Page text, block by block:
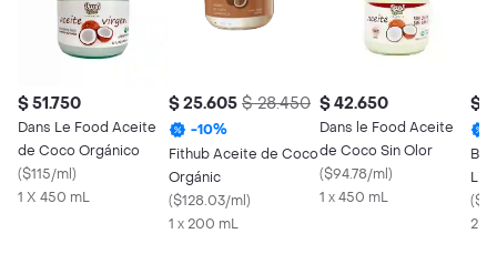
$ 51.750
Dans Le Food Aceite
de Coco Orgánico
($115/ml)
1 X 450 mL
$ 25.605 $ 28.450
-10%
Fithub Aceite de Coco
Orgánic
($128.03/ml)
1 x 200 mL
$ 42.650
Dans le Food Aceite
de Coco Sin Olor
($94.78/ml)
1 x 450 mL
$
(